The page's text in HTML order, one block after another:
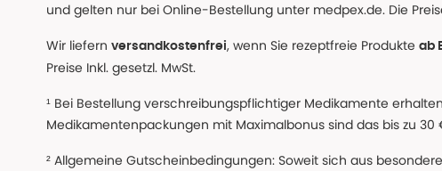
und gelten nur bei Online-Bestellung unter medpex.de. Die
Wir liefern versandkostenfrei, wenn Sie rezeptfreie Produkte ab
Preise Inkl. gesetzl. MwSt.
¹ Bei Bestellung verschreibungspflichtiger Medikamente
Medikamentenpackungen mit Maximalbonus sind das bis zu 30
² Allgemeine Gutscheinbedingungen: Soweit sich aus